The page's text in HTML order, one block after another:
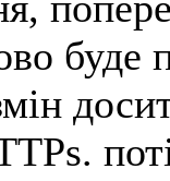
буде